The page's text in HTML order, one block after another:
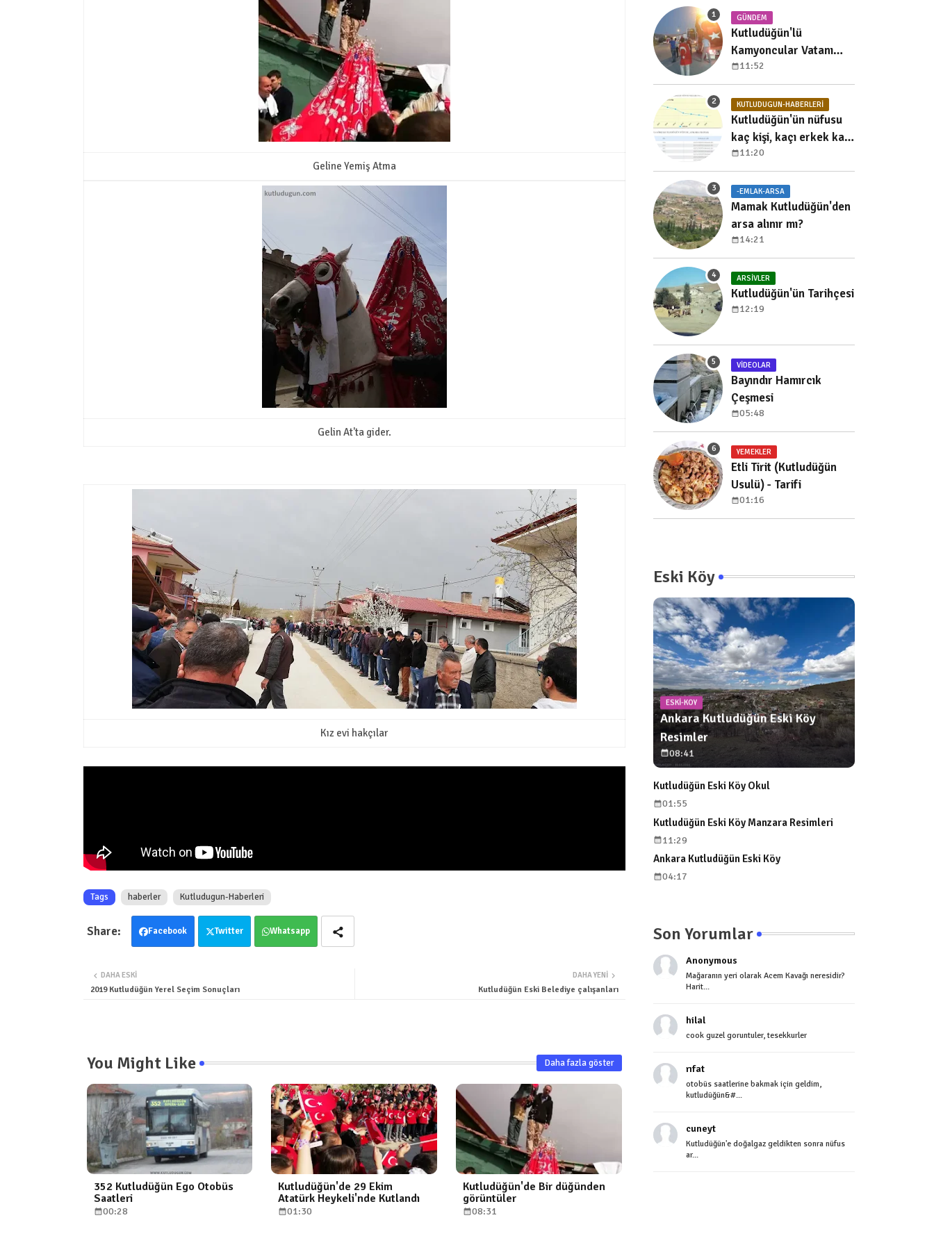
Geline Yemiş Atma
Gelin At'ta gider.
Kız evi hakçılar
Tags haberler Kutludugun-Haberleri
Facebook Twitter Whatsapp
DAHA YENI
Kutludüğün Eski Belediye çalışanları
DAHA ESKI
2019 Kutludüğün Yerel Seçim Sonuçları
You Might Like Daha fazla göster
352 Kutludüğün Ego Otobüs
Saatleri
00:28
Kutludüğün'de 29 Ekim
Atatürk Heykeli'nde Kutlandı
01:30
Kutludüğün'de Bir düğünden
görüntüler
08:31
GÜNDEM
Kutludüğün'lü
Kamyoncular Vatanı
Koruma Nöbetinde
11:52
KUTLUDUGUN-HABERLERI
Kutludüğün'ün nüfusu
kaç kişi, kaçı erkek kaçı
kadın, yıllara göre
dağılımı nedir?
11:20
-EMLAK-ARSA
Mamak Kutludüğün'den
arsa alınır mı?
14:21
ARSIVLER
Kutludüğün'ün Tarihçesi
12:19
VIDEOLAR
Bayındır Hamırcık
Çeşmesi
05:48
YEMEKLER
Etli Tirit (Kutludüğün
Usulü) - Tarifi
01:16
Eski Köy
ESKI-KOY
Ankara Kutludüğün Eski Köy
Resimler
08:41
Kutludüğün Eski Köy Okul
01:55
Kutludüğün Eski Köy Manzara Resimleri
11:29
Ankara Kutludüğün Eski Köy
04:17
Son Yorumlar
Anonymous
Mağaranın yeri olarak Acem Kavağı neresidir?
Harit...
hilal
cook guzel goruntuler, tesekkurler
rıfat
otobüs saatlerine bakmak için geldim,
kutludüğün&#...
cuneyt
Kutludüğün'e doğalgaz geldikten sonra nüfus
ar...